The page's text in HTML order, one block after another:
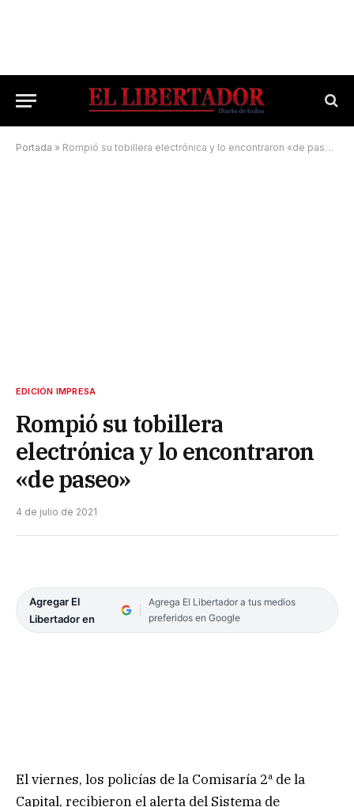
Portada » Rompió su tobillera electrónica y lo encontraron «de paseo»
EDICIÓN IMPRESA
Rompió su tobillera
electrónica y lo encontraron
«de paseo»
4 de julio de 2021
Agregar El
Libertador en
Agrega El Libertador a tus medios
preferidos en Google
El viernes, los policías de la Comisaría 2ª de la
Capital, recibieron el alerta del Sistema de